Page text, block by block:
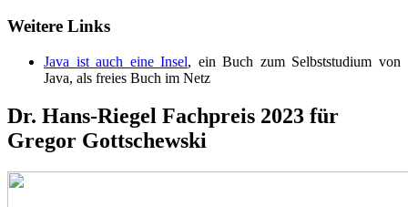
Weitere Links
Java ist auch eine Insel, ein Buch zum Selbststudium von
Java, als freies Buch im Netz
Dr. Hans-Riegel Fachpreis 2023 für
Gregor Gottschewski